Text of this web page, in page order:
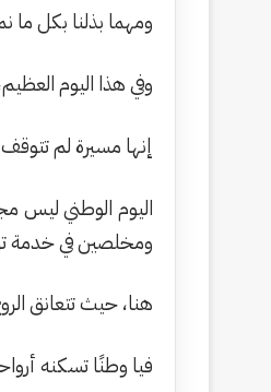
ومهما بذلنا بكل ما
وفي هذا اليوم
إنها مسيرة لم
اليوم الوطني ليس
ومخلصين في خدمة
هنا، حيث تتعانق
فيا وطنًا تسكنه